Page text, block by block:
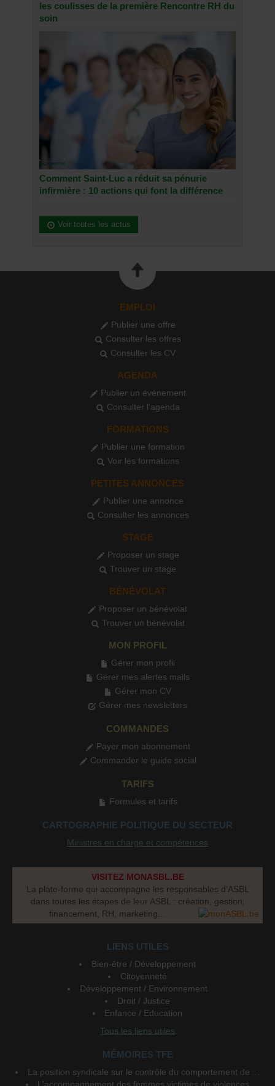
les coulisses de la première Rencontre RH du
soin
Comment Saint-Luc a réduit sa pénurie
infirmière : 10 actions qui font la différence
Voir toutes les actus
EMPLOI
Publier une offre
Consulter les offres
Consulter les CV
AGENDA
Publier un événement
Consulter l'agenda
FORMATIONS
Publier une formation
Voir les formations
PETITES ANNONCES
Publier une annonce
Consulter les annonces
STAGE
Proposer un stage
Trouver un stage
BÉNÉVOLAT
Proposer un bénévolat
Trouver un bénévolat
MON PROFIL
Gérer mon profil
Gérer mes alertes mails
Gérer mon CV
Gérer mes newsletters
COMMANDES
Payer mon abonnement
Commander le guide social
TARIFS
Formules et tarifs
CARTOGRAPHIE POLITIQUE DU SECTEUR
Ministres en charge et compétences
VISITEZ MONASBL.BE
La plate-forme qui accompagne les responsables d’ASBL
dans toutes les étapes de leur ASBL : création, gestion,
financement, RH, marketing...
LIENS UTILES
Bien-être / Développement
Citoyenneté
Développement / Environnement
Droit / Justice
Enfance / Education
Tous les liens utiles
MÉMOIRES TFE
La position syndicale sur le contrôle du comportement de ...